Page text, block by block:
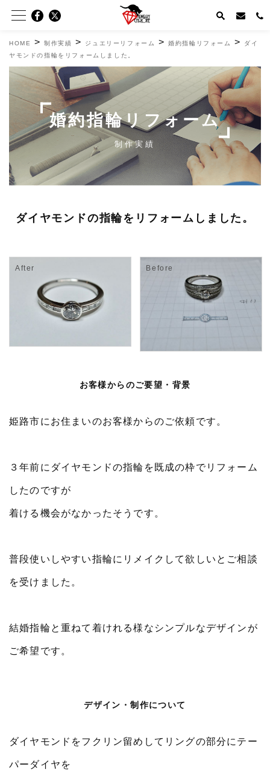
HOME >制作実績 > ジュエリーリフォーム >婚約指輪リフォーム >
ダイ
ヤモンドの指輪をリフォームしました。
婚約指輪リフォーム
制作実績
ダイヤモンドの指輪をリフォームしました。
お客様からのご要望・背景
姫路市にお住まいのお客様からのご依頼です。
３年前にダイヤモンドの指輪を既成の枠でリフォーム
したのですが
着ける機会がなかったそうです。
普段使いしやすい指輪にリメイクして欲しいとご相談
を受けました。
結婚指輪と重ねて着けれる様なシンプルなデザインが
ご希望です。
デザイン・制作について
ダイヤモンドをフクリン留めしてリングの部分にテー
パーダイヤを